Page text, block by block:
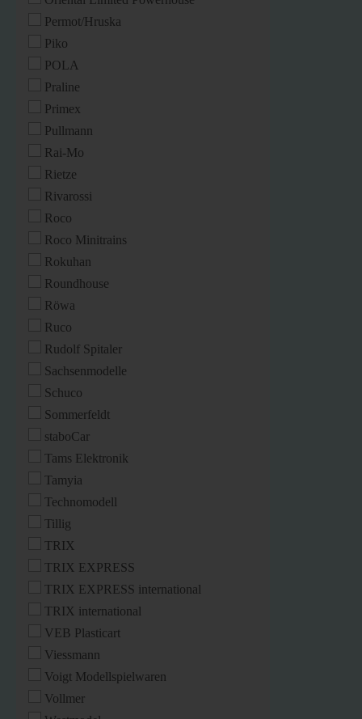
Permot/Hruska
Piko
POLA
Praline
Primex
Pullmann
Rai-Mo
Rietze
Rivarossi
Roco
Roco Minitrains
Rokuhan
Roundhouse
Röwa
Ruco
Rudolf Spitaler
Sachsenmodelle
Schuco
Sommerfeldt
staboCar
Tams Elektronik
Tamyia
Technomodell
Tillig
TRIX
TRIX EXPRESS
TRIX EXPRESS international
TRIX international
VEB Plasticart
Viessmann
Voigt Modellspielwaren
Vollmer